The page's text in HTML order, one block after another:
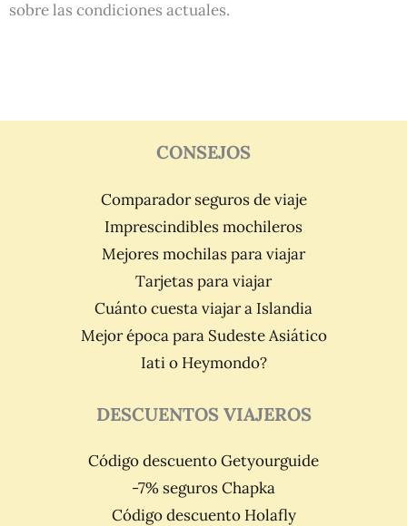
sobre las condiciones actuales.
CONSEJOS
Comparador seguros de viaje
Imprescindibles mochileros
Mejores mochilas para viajar
Tarjetas para viajar
Cuánto cuesta viajar a Islandia
Mejor época para Sudeste Asiático
Iati o Heymondo?
DESCUENTOS VIAJEROS
Código descuento Getyourguide
-7% seguros Chapka
Código descuento Holafly